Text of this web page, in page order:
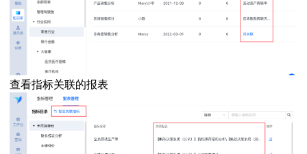
查看指标关联的报表